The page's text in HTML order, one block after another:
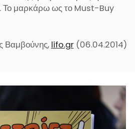
Το μαρκάρω ως το Must-Buy
Βαμβούνης, lifo.gr(06.04.2014)